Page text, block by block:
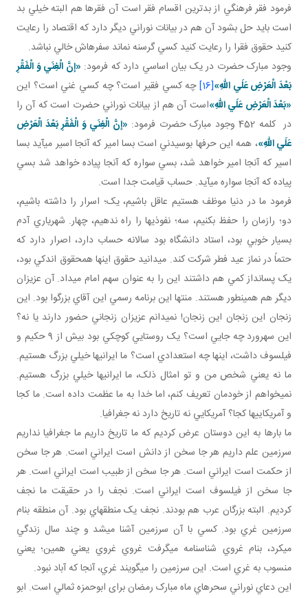
فرمود فقر فرهنگي از بدترين اقسام فقر است آن فقرها هم البته خيلي بد
است بايد حل بشود آن هم در بيانات نوراني ديگر دارد که اقتصاد را رعايت
کنيد حقوق فقرا را رعايت کنيد کسي گرسنه نماند سفره اش خالي نباشد.
وجود مبارک حضرت در يک بيان اساسي دارد که فرمود: «إنَّ الْغِنَي وَ الْفَقْرِ
بَعْدَ الْعَرْضِ عَلَي اللهِ»[16]
چه کسي فقير است؟ چه کسي غني است؟ اين
«بَعْدَ الْعَرْضِ عَلَي اللهِ»است آن هم از بيانات نوراني حضرت است که آن را
در کلمه 452 وجود مبارک حضرت فرمود:
«إنَّ الْغِنَي وَ الْفَقْرِ بَعْدَ الْعَرْضِ
عَلَي اللهِ»، همه اين حرف ها بوسيدني است بسا امير که آنجا اسير مي آيد بسا
اسير که آنجا امير خواهد شد، بسي سواره که آنجا پياده خواهد شد بسي
پياده که آنجا سواره مي آيد. حساب قيامت جدا است.
فرمود ما در دنيا موظف هستيم عاقل باشيم، يک؛ اسرار را داشته باشيم،
دو؛ رازمان را حفظ بکنيم، سه؛ نفوذي ها را راه ندهيم، چهار. شهرياري آدم
بسيار خوبي بود، استاد دانشگاه بود سالانه حساب دارد، اصرار دارد که
حتماً در نماز عيد فطر شرکت کند. مي دانيد حقوق اينها همحقوق اندکي بود،
يک پس انداز کمي هم داشتند اين را به عنوان سهم امام ­می­داد. آن عزيزان
ديگر هم همين طور هستند. منتها اين برنامه رسمي اين آقاي بزرگوا بود. اين
زنجان اين زنجان اين زنجان! نمي دانم عزيزان زنجاني حضور دارند يا نه؟
اين سهرورد چه جايي است؟ يک روستايي کوچکي بود بيش از 9 حکيم و
فيلسوف داشت، اينها چه استعدادي است؟ ما ايراني ها خيلي بزرگ هستيم.
ما نه يعني شخص من و تو امثال ذلک، ما ايراني ها خيلي بزرگ هستيم.
نمي خواهم از خودمان تعريف کنم، اما خدا به ما عظمت داده است. ما کجا
و آمريکايي ها کجا؟ آمريکايي نه تاريخ دارد نه جغرافيا.
ما بارها به اين دوستان عرض کرديم که ما تاريخ داريم ما جغرافيا نداريم
سرزمين علم داريم هر جا سخن از دانش است ايراني است. هر جا سخن
از حکمت است ايراني است. هر جا سخن از طبيب است ايراني است. هر
جا سخن از فيلسوف است ايراني است. نجف را در حقيقت ما نجف
کرديم. البته بزرگان عرب هم بودند. نجف يک منطقه اي بود. آن منطقه بنام
سرزمين غري بود. کسي با آن سرزمين آشنا مي شد و چند سال زندگي
مي کرد، بنام غروي شناسنامه مي گرفت غروي غروي يعني همين؛ يعني
منسوب به غري است. اين سرزمين را مي گويند غري، آنجا که آباد نبود.
اين دعاي نوراني سحرهاي ماه مبارک رمضان برای ابوحمزه ثمالي است. ابو